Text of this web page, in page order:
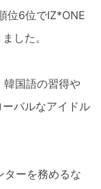
位6位でIZ*ONE
した。
国語の習得や
バルなアイドル
ターを務めるな